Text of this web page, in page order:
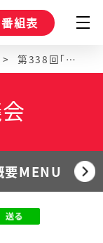
番組表
第338回「日本一へのトライ～ラグビー王国再興へ 秋田７sの挑戦～」
要MENU